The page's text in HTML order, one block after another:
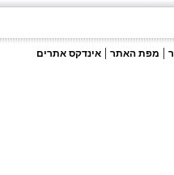
| מפת האתר | אינדקס אתרים